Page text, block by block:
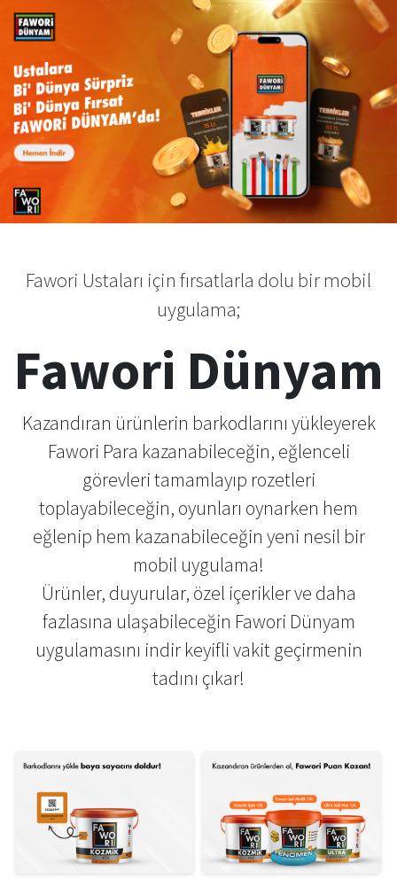
Fawori Ustaları için fırsatlarla dolu bir mobil
uygulama;
Fawori Dünyam
Kazandıran ürünlerin barkodlarını yükleyerek
Fawori Para kazanabileceğin, eğlenceli
görevleri tamamlayıp rozetleri
toplayabileceğin, oyunları oynarken hem
eğlenip hem kazanabileceğin yeni nesil bir
mobil uygulama!
Ürünler, duyurular, özel içerikler ve daha
fazlasına ulaşabileceğin Fawori Dünyam
uygulamasını indir keyifli vakit geçirmenin
tadını çıkar!